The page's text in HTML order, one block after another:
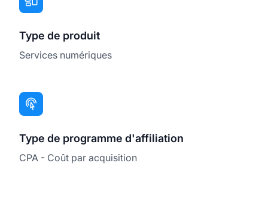
Type de produit
Services numériques
Type de programme d'affiliation
CPA - Coût par acquisition